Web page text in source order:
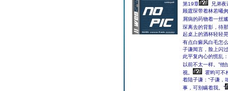
第19章
兄弟
顾霆琛带着林若曦
屑病的药物着一丝
琛离去的背影，待
起桌上的酒杯轻轻
有点白癜风白毛怎
子谦闻言，脸上闪
此平复内心的慌乱
以前不太一样。”他
视。
霍昀可不
着陆子谦：“子谦，
事，可别瞒着我。”